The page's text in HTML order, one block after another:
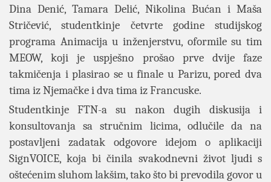
Dina Denić, Tamara Delić, Nikolina Bućan i Maša
Stričević, studentkinje četvrte godine studijskog
programa Animacija u inženjerstvu, oformile su tim
MEOW, koji je uspješno prošao prve dvije faze
takmičenja i plasirao se u finale u Parizu, pored dva
tima iz Njemačke i dva tima iz Francuske.
Studentkinje FTN-a su nakon dugih diskusija i
konsultovanja sa stručnim licima, odlučile da na
postavljeni zadatak odgovore idejom o aplikaciji
SignVOICE, koja bi činila svakodnevni život ljudi s
oštećenim sluhom lakšim, tako što bi prevodila govor u